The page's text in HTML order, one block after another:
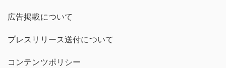
広告掲載について
プレスリリース送付について
コンテンツポリシー